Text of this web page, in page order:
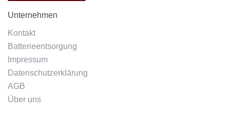
Unternehmen
Kontakt
Batterieentsorgung
Impressum
Datenschutzerklärung
AGB
Über uns